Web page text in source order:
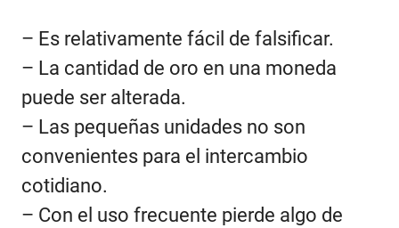
– Es relativamente fácil de falsificar.
– La cantidad de oro en una moneda
puede ser alterada.
– Las pequeñas unidades no son
convenientes para el intercambio
cotidiano.
– Con el uso frecuente pierde algo de